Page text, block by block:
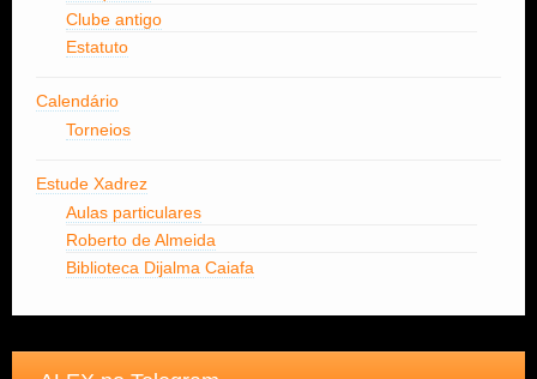
Clube antigo
Estatuto
Calendário
Torneios
Estude Xadrez
Aulas particulares
Roberto de Almeida
Biblioteca Dijalma Caiafa